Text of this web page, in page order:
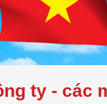
ty - các